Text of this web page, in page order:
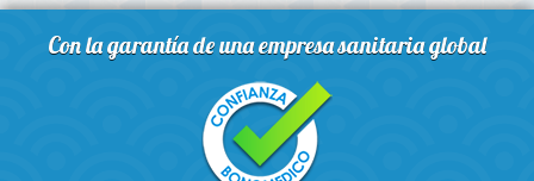
Con la garantía de una empresa sanitaria global